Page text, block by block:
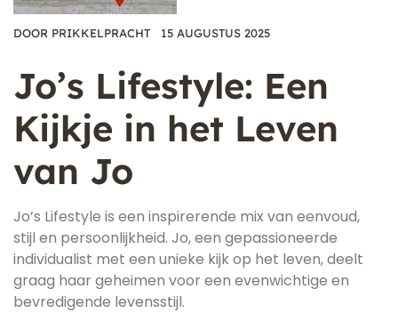
DOOR PRIKKELPRACHT 15 AUGUSTUS 2025
Jo’s Lifestyle: Een
Kijkje in het Leven
van Jo
Jo’s Lifestyle is een inspirerende mix van eenvoud,
stijl en persoonlijkheid. Jo, een gepassioneerde
individualist met een unieke kijk op het leven, deelt
graag haar geheimen voor een evenwichtige en
bevredigende levensstijl.